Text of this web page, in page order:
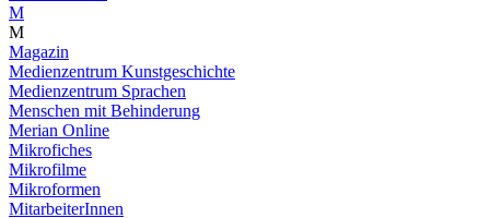
M
M
Magazin
Medienzentrum Kunstgeschichte
Medienzentrum Sprachen
Menschen mit Behinderung
Merian Online
Mikrofiches
Mikrofilme
Mikroformen
MitarbeiterInnen